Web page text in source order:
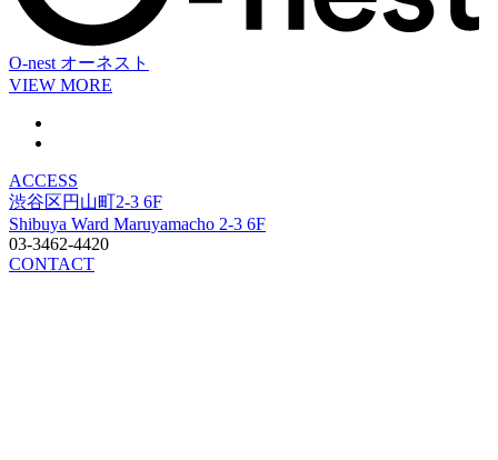
O-nest オーネスト
VIEW MORE
ACCESS
渋谷区円山町2-3 6F
Shibuya Ward Maruyamacho 2-3 6F
03-3462-4420
CONTACT